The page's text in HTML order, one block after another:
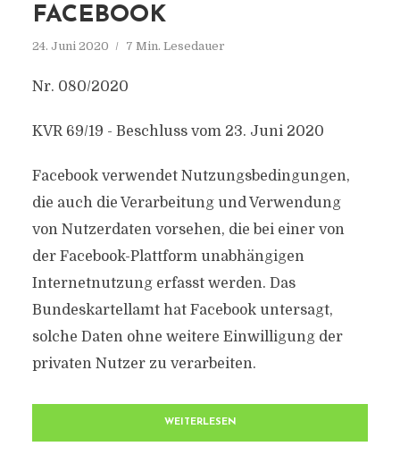
FACEBOOK
24. Juni 2020 7 Min. Lesedauer
Nr. 080/2020
KVR 69/19 - Beschluss vom 23. Juni 2020
Facebook verwendet Nutzungsbedingungen,
die auch die Verarbeitung und Verwendung
von Nutzerdaten vorsehen, die bei einer von
der Facebook-Plattform unabhängigen
Internetnutzung erfasst werden. Das
Bundeskartellamt hat Facebook untersagt,
solche Daten ohne weitere Einwilligung der
privaten Nutzer zu verarbeiten.
WEITERLESEN